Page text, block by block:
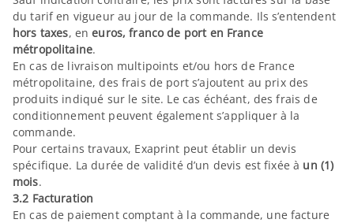
du tarif en vigueur au jour de la commande. Ils s’entendent
hors taxes, eneuros, franco de port en France
métropolitaine.
En cas de livraison multipoints et/ou hors de France
métropolitaine, des frais de port s’ajoutent au prix des
produits indiqué sur le site. Le cas échéant, des frais de
conditionnement peuvent également s’appliquer à la
commande.
Pour certains travaux, Exaprint peut établir un devis
spécifique. La durée de validité d’un devis est fixée à un (1)
mois.
3.2 Facturation
En cas de paiement comptant à la commande, une facture